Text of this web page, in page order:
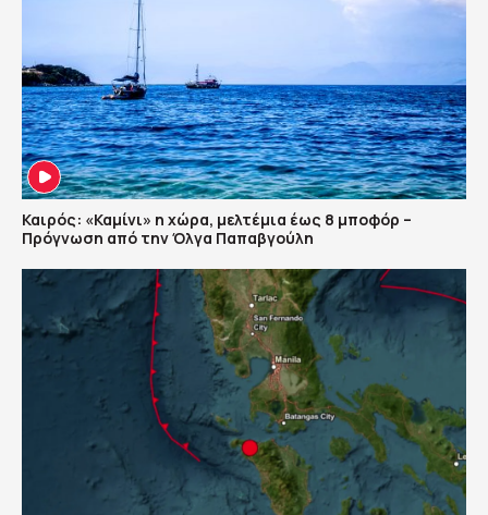
Καιρός: «Καμίνι» η χώρα, μελτέμια έως 8 μποφόρ –
Πρόγνωση από την Όλγα Παπαβγούλη